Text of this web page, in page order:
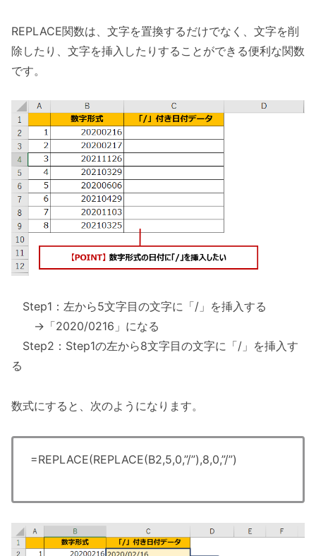
REPLACE関数は、文字を置換するだけでなく、文字を削
除したり、文字を挿入したりすることができる便利な関数
です。
Step1：左から5文字目の文字に「/」を挿入する
→「2020/0216」になる
Step2：Step1の左から8文字目の文字に「/」を挿入す
る
数式にすると、次のようになります。
=REPLACE(REPLACE(B2,5,0,”/”),8,0,”/”)